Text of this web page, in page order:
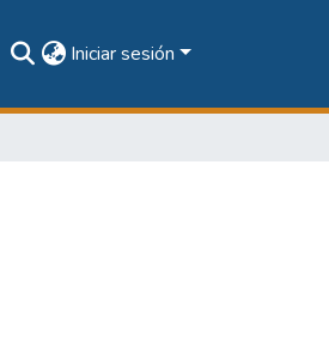
Iniciar sesión